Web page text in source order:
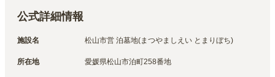
公式詳細情報
施設名 松山市営 泊墓地(まつやましえい とまりぼち)
所在地 愛媛県松山市泊町258番地